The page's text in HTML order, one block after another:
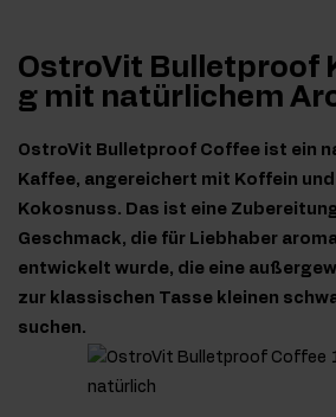
OstroVit Bulletproof
g mit natürlichem
OstroVit Bulletproof Coffee ist ein
Kaffee, angereichert mit Koffein und
Kokosnuss. Das ist eine
Geschmack, die für Liebhaber
entwickelt wurde, die eine
zur klassischen Tasse kleinen
suchen.